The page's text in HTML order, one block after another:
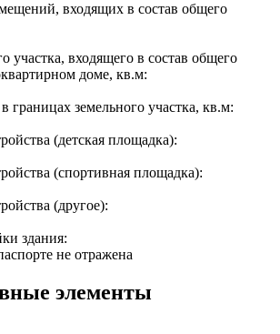
входящих в состав общего
участка, входящего в состав общего
доме, кв.м:
границах земельного участка, кв.м:
(детская площадка):
(спортивная площадка):
(другое):
здания:
не отражена
элементы